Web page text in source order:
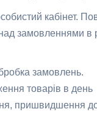
кабінет.
замовленнями в
замовлень.
товарів в день
пришвидшення